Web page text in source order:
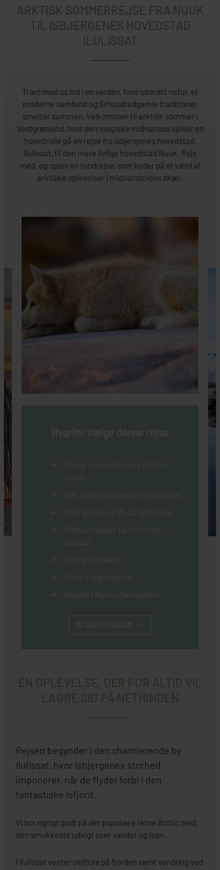
ARKTISK SOMMERREJSE FRA NUUK
TIL ISBJERGENES HOVEDSTAD
ILULISSAT
Træd med os ind i en verden, hvor uberørt natur, et
moderne samfund og århundredgamle traditioner
smelter sammen. Velkommen til arktisk sommer i
Vestgrønland, hvor den magiske midnatssol spiller en
hovedrolle på en rejse fra isbjergenes hovedstad,
Ilulissat, til den mere livlige hovedstad Nuuk. Rejs
med, og oplev en rundrejse, som byder på et væld af
arktiske oplevelser i midnatssolens skær.
Hvorfor vælge denne rejse
Dansk rejseleder med på hele
rejsen
Inkl. udflugtsprogram og måltider
Små grupper á 10-23 deltagere
Midnatssejlads på Isfjorden i
Ilulissat
Besøg Diskoøen
Oplev Eqigletsjeren
Sejlads i Nuuks fjordsystem
SE DAGSPROGRAM
EN OPLEVELSE, DER FOR ALTID VIL
LAGRE SIG PÅ NETHINDEN
Rejsen begynder i den charmerende by
Ilulissat, hvor isbjergenes storhed
imponerer, når de flyder forbi i den
fantastiske Isfjord.
Vi bor rigtigt godt på det populære Hotel Arctic med
den smukkeste udsigt over vandet og isen.
I Ilulissat venter sejlture på fjorden samt vandring ved